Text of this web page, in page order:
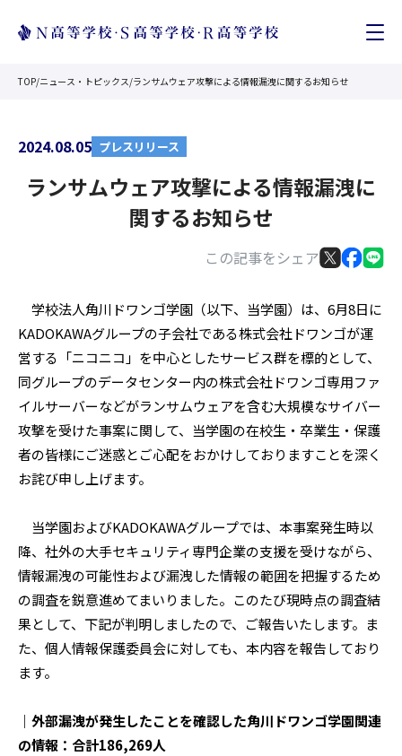
TOP/ニュース・トピックス/ランサムウェア攻撃による情報漏洩に関するお知らせ
2024.08.05 プレスリリース
この記事をシェア
ランサムウェア攻撃による情報漏洩に
関するお知らせ
学校法人角川ドワンゴ学園（以下、当学園）は、6月8日に
KADOKAWAグループの子会社である株式会社ドワンゴが運
営する「ニコニコ」を中心としたサービス群を標的として、
同グループのデータセンター内の株式会社ドワンゴ専用ファ
イルサーバーなどがランサムウェアを含む大規模なサイバー
攻撃を受けた事案に関して、当学園の在校生・卒業生・保護
者の皆様にご迷惑とご心配をおかけしておりますことを深く
お詫び申し上げます。
当学園およびKADOKAWAグループでは、本事案発生時以
降、社外の大手セキュリティ専門企業の支援を受けながら、
情報漏洩の可能性および漏洩した情報の範囲を把握するため
の調査を鋭意進めてまいりました。このたび現時点の調査結
果として、下記が判明しましたので、ご報告いたします。ま
た、個人情報保護委員会に対しても、本内容を報告しており
ます。
｜外部漏洩が発生したことを確認した角川ドワンゴ学園関連
の情報：合計186,269人